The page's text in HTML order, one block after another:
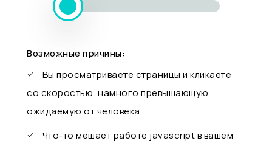
Возможные причины:
Вы просматриваете страницы и кликаете
со скоростью, намного превышающую
ожидаемую от человека
Что-то мешает работе javascript в вашем